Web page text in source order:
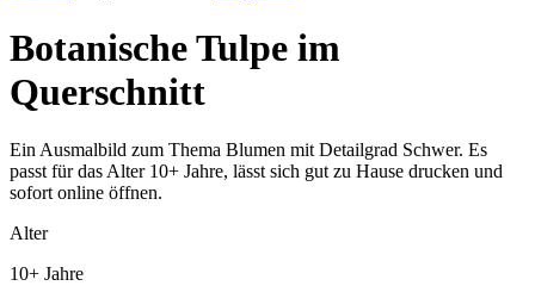
Botanische Tulpe im
Querschnitt
Ein Ausmalbild zum Thema Blumen mit Detailgrad Schwer. Es
passt für das Alter 10+ Jahre, lässt sich gut zu Hause drucken und
sofort online öffnen.
Alter
10+ Jahre